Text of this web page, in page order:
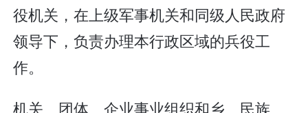
役机关，在上级军事机关和同级人民政府
领导下，负责办理本行政区域的兵役工
作。
机关、团体、企业事业组织和乡、民族